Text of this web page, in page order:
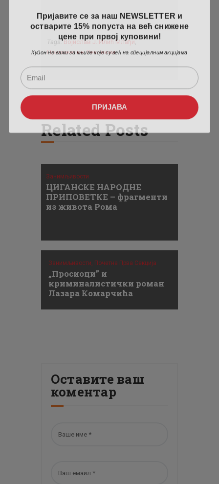
Tags: Војислав Ј. Илић Млађи,
Приповетке,Реализам
Related Posts
Занимљивости
ЦИГАНСКЕ НАРОДНЕ
ПРИПОВЕТКЕ – фрагменти
из живота Рома
Занимљивости, Почетна Прва Секција
„Просиоци” и
криминалистички роман
Лазара Комарчића
Оставите ваш
коментар
Пријавите се за наш NEWSLETTER и
остварите 15% попуста на већ снижене
цене при првој куповини!
ПРИЈАВА